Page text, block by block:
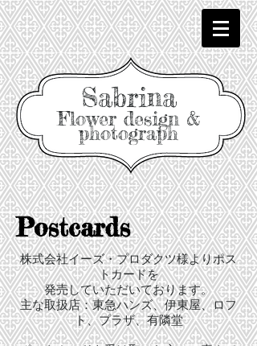
Sabrina
Flower design &
photograph
株式会社イーズ・プロダクツ様よりポス
トカードを
発売していただいております。
主な取扱店：東急ハンズ、伊東屋、ロフ
ト、プラザ、有隣堂
Postcards